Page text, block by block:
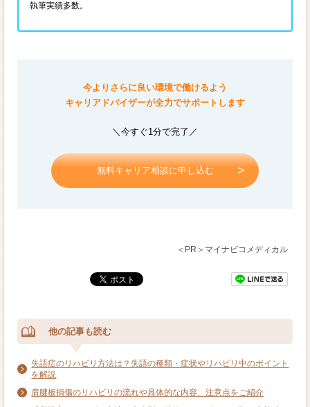
執筆実績多数。
今よりさらに良い環境で働けるよう
キャリアドバイザーが全力でサポートします
＼今すぐ1分で完了／
無料キャリア相談に申し込む
＜PR＞マイナビコメディカル
他の記事も読む
失語症のリハビリ方法は？失語の種類・症状やリハビリ中のポイント
を解説
肩腱板損傷のリハビリの流れや具体的な内容、注意点をご紹介